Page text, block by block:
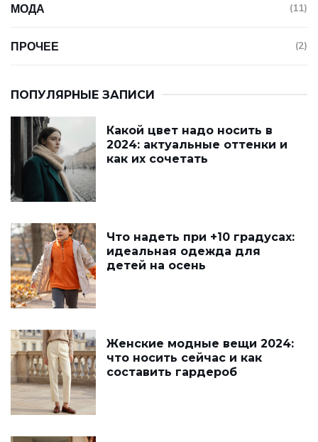
МОДА (11)
ПРОЧЕЕ (2)
ПОПУЛЯРНЫЕ ЗАПИСИ
Какой цвет надо носить в
2024: актуальные оттенки и
как их сочетать
Что надеть при +10 градусах:
идеальная одежда для
детей на осень
Женские модные вещи 2024:
что носить сейчас и как
составить гардероб